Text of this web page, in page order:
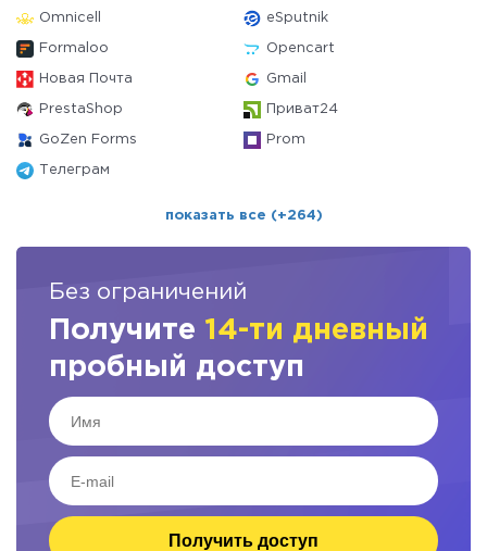
Omnicell eSputnik
Formaloo Opencart
Новая Почта Gmail
PrestaShop Приват24
GoZen Forms Prom
Телеграм
показать все (+264)
Без ограничений
Получите 14-ти дневный
пробный доступ
Получить доступ